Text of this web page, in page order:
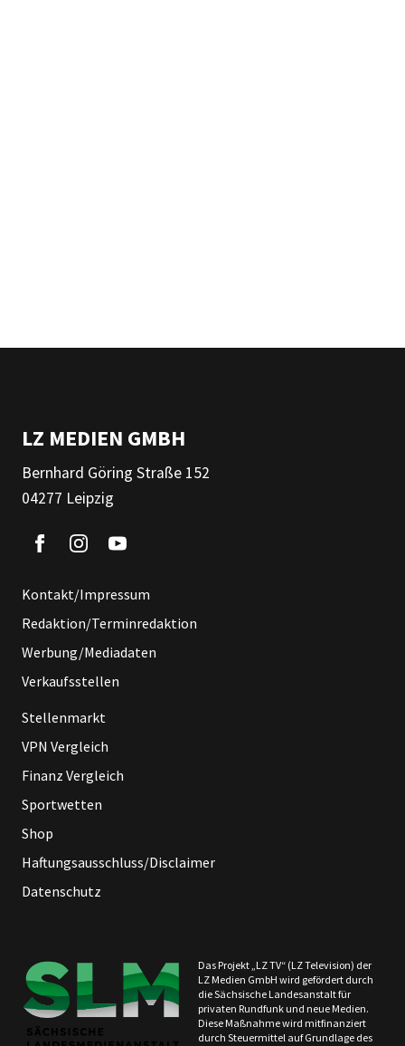
LZ MEDIEN GMBH
Bernhard Göring Straße 152
04277 Leipzig
Kontakt/Impressum
Redaktion/Terminredaktion
Werbung/Mediadaten
Verkaufsstellen
Stellenmarkt
VPN Vergleich
Finanz Vergleich
Sportwetten
Shop
Haftungsausschluss/Disclaimer
Datenschutz
Das Projekt „LZ TV“ (LZ Television) der
LZ Medien GmbH wird gefördert durch
die Sächsische Landesanstalt für
privaten Rundfunk und neue Medien.
Diese Maßnahme wird mitfinanziert
durch Steuermittel auf Grundlage des